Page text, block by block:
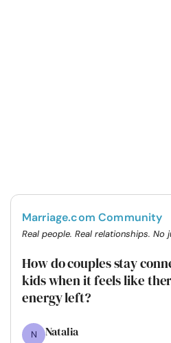
Marriage.com Community
Real people. Real relationships. No
How do couples stay
kids when it feels like
energy left?
N Natalia